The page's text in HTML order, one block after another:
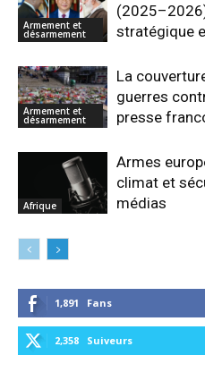
Armement et
désarmement
stratégique
Armement et
désarmement
La
guerres
presse
Afrique
Armes
climat et
médias
1,891 Fans
2,358 Suiveurs